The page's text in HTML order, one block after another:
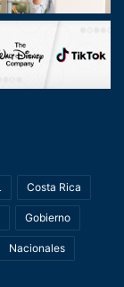
Costa Rica
Gobierno
Nacionales